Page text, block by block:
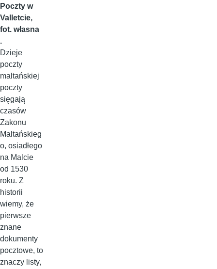
Poczty w
Valletcie,
fot. własna
.
Dzieje
poczty
maltańskiej
poczty
sięgają
czasów
Zakonu
Maltańskieg
o, osiadłego
na Malcie
od 1530
roku. Z
historii
wiemy, że
pierwsze
znane
dokumenty
pocztowe, to
znaczy listy,